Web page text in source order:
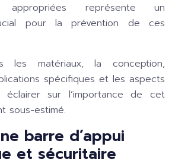
appropriées représente un
pour la prévention de ces
les matériaux, la conception,
spécifiques et les aspects
sur l’importance de cet
sous-estimé.
barre d’appui
et sécuritaire